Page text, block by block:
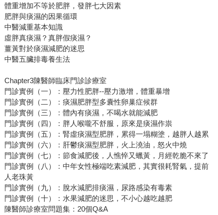
體重增加不等於肥胖，發胖七大因素
肥胖與痰濕的因果循環
中醫減重基本知識
虛胖真痰濕？真胖假痰濕？
薑黃對於痰濕減肥的迷思
中醫五臟排毒養生法
Chapter3陳醫師臨床門診診療室
門診實例（一）：壓力性肥胖--壓力激增，體重暴增
門診實例（二）：痰濕肥胖型多囊性卵巢症候群
門診實例（三）：體內有痰濕，不喝水就能減肥
門診實例（四）：胖人喉嚨不舒服，原來是痰濕作祟
門診實例（五）：腎虛痰濕型肥胖，累得一塌糊塗，越胖人越累
門診實例（六）：肝鬱痰濕型肥胖，火上澆油，怒火中燒
門診實例（七）：節食減肥後，人憔悴又蠟黃，月經乾脆不來了
門診實例（八）：中年女性極端吃素減肥，其實很耗腎氣，提前
人老珠黃
門診實例（九）：脫水減肥排痰濕，尿路感染有毒素
門診實例（十）：水果減肥的迷思，不小心越吃越肥
陳醫師診療室問題集：20個Q&A